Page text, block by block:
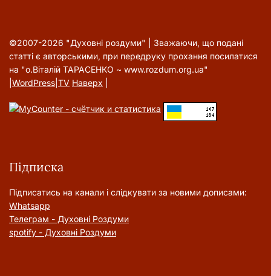
©2007-2026 "Духовні роздуми" | Зважаючи, що подані
статті є авторськими, при передруку прохання посилатися
на "о.Віталій ТАРАСЕНКО ~ www.rozdum.org.ua"
WordPress TV Наверх
Підписка
Підписатись на канали і слідкувати за новими дописами:
Whatsapp
Телеграм - Духовні Роздуми
spotify - Духовні Роздуми